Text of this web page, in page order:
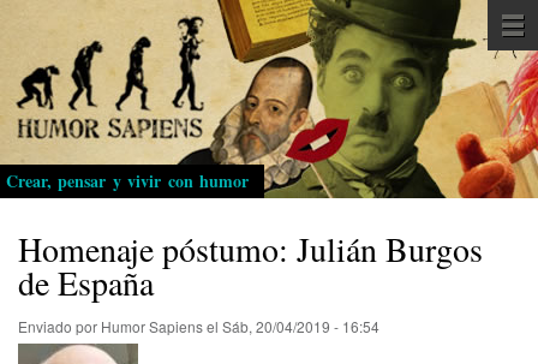
Pasar
al
contenido
principal
Crear, pensar y vivir con humor
Homenaje póstumo: Julián Burgos
de España
Enviado por Humor Sapiensel Sáb, 20/04/2019 - 16:54